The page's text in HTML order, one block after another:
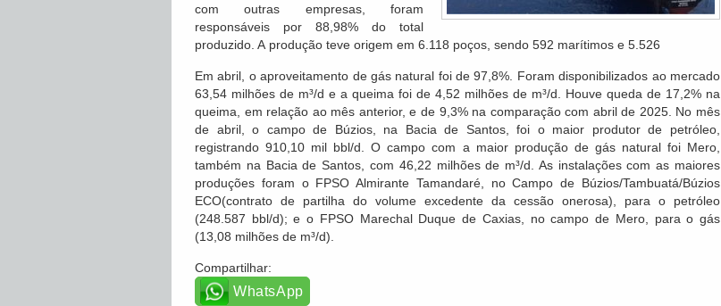
com outras empresas, foram
responsáveis por 88,98% do total
produzido. A produção teve origem em 6.118 poços, sendo 592 marítimos e 5.526
Em abril, o aproveitamento de gás natural foi de 97,8%. Foram disponibilizados ao mercado
63,54 milhões de m³/d e a queima foi de 4,52 milhões de m³/d. Houve queda de 17,2% na
queima, em relação ao mês anterior, e de 9,3% na comparação com abril de 2025. No mês
de abril, o campo de Búzios, na Bacia de Santos, foi o maior produtor de petróleo,
registrando 910,10 mil bbl/d. O campo com a maior produção de gás natural foi Mero,
também na Bacia de Santos, com 46,22 milhões de m³/d. As instalações com as maiores
produções foram o FPSO Almirante Tamandaré, no Campo de Búzios/Tambuatá/Búzios
ECO(contrato de partilha do volume excedente da cessão onerosa), para o petróleo
(248.587 bbl/d); e o FPSO Marechal Duque de Caxias, no campo de Mero, para o gás
(13,08 milhões de m³/d).
Compartilhar:
WhatsApp